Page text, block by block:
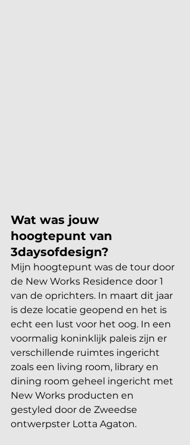
Wat was jouw
hoogtepunt van
3daysofdesign?
Mijn hoogtepunt was de tour door
de New Works Residence door 1
van de oprichters. In maart dit jaar
is deze locatie geopend en het is
echt een lust voor het oog. In een
voormalig koninklijk paleis zijn er
verschillende ruimtes ingericht
zoals een living room, library en
dining room geheel ingericht met
New Works producten en
gestyled door de Zweedse
ontwerpster Lotta Agaton.